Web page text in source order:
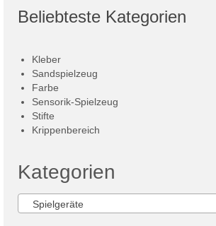
Beliebteste Kategorien
Kleber
Sandspielzeug
Farbe
Sensorik-Spielzeug
Stifte
Krippenbereich
Kategorien
Spielgeräte